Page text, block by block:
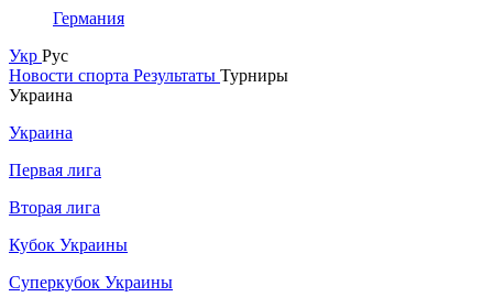
Германия
Укр Рус
Новости спорта Результаты Турниры
Украина
Украина
Первая лига
Вторая лига
Кубок Украины
Суперкубок Украины